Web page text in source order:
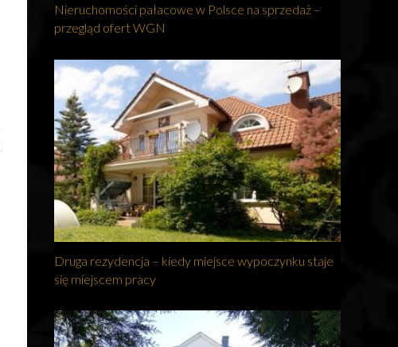
Nieruchomości pałacowe w Polsce na sprzedaż –
przegląd ofert WGN
Druga rezydencja – kiedy miejsce wypoczynku staje
się miejscem pracy